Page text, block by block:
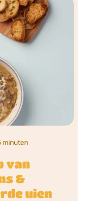
minuten
van
&
uien